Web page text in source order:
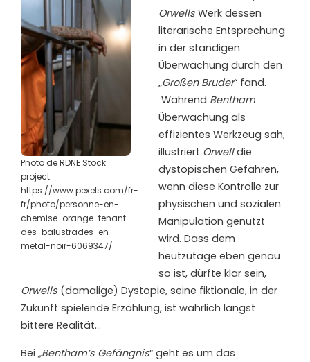
Photo de RDNE Stock
project:
https://www.pexels.com/fr-
fr/photo/personne-en-
chemise-orange-tenant-
des-balustrades-en-
metal-noir-6069347/
Orwells Werk dessen
literarische Entsprechung
in der ständigen
Überwachung durch den
„Großen Bruder“ fand.
Während Bentham
Überwachung als
effizientes Werkzeug sah,
illustriert Orwelldie
dystopischen Gefahren,
wenn diese Kontrolle zur
physischen und sozialen
Manipulation genutzt
wird. Dass dem
heutzutage eben genau
so ist, dürfte klar sein,
Orwells (damalige) Dystopie, seine fiktionale, in der
Zukunft spielende Erzählung, ist wahrlich längst
bittere Realität…
Bei „Bentham’s Gefängnis“ geht es um das